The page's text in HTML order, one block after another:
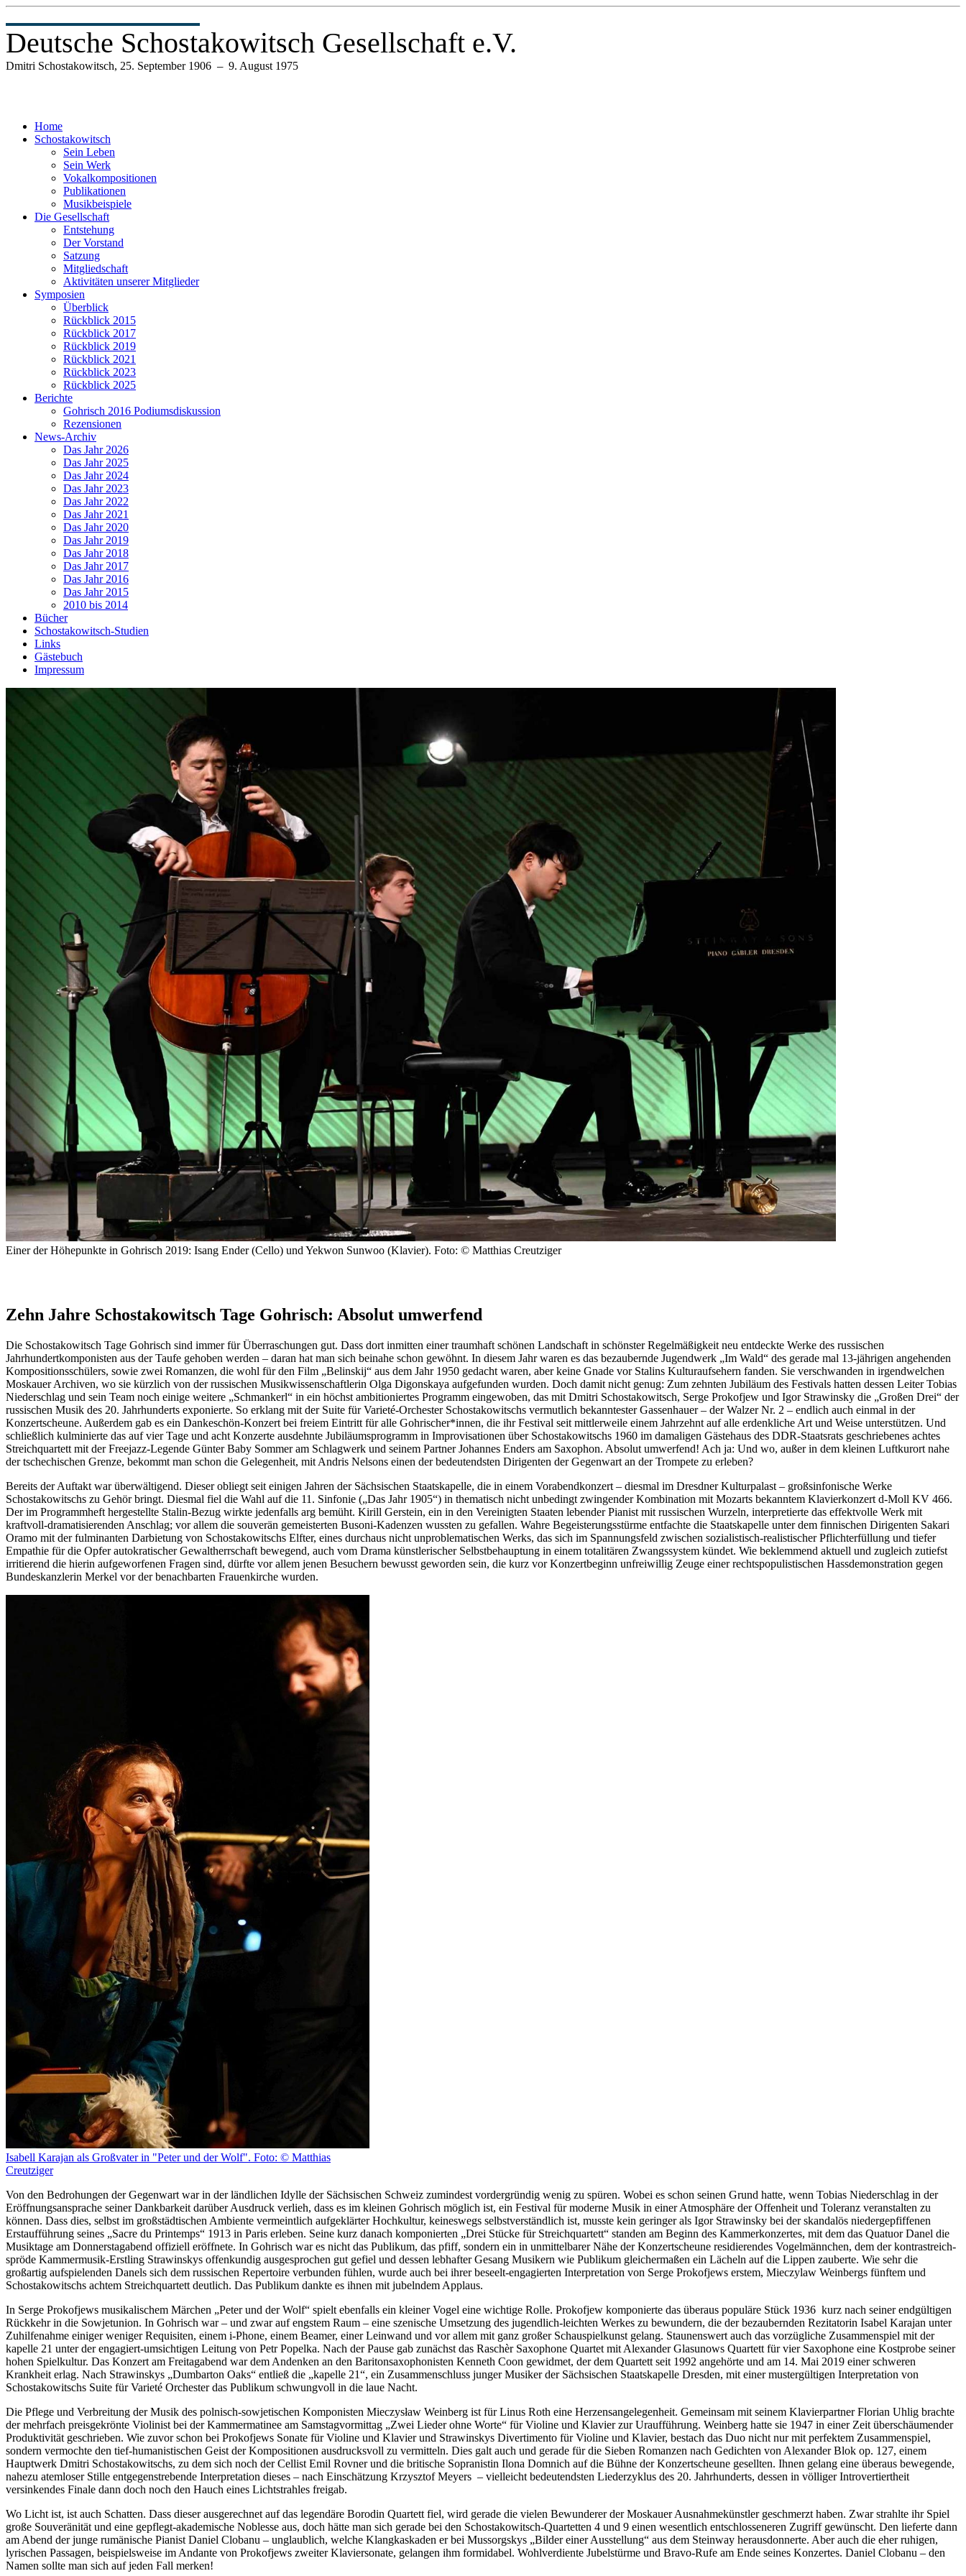
Deutsche Schostakowitsch Gesellschaft e.V.
Dmitri Schostakowitsch, 25. September 1906 ─ 9. August 1975
Home
Schostakowitsch
Sein Leben
Sein Werk
Vokalkompositionen
Publikationen
Musikbeispiele
Die Gesellschaft
Entstehung
Der Vorstand
Satzung
Mitgliedschaft
Aktivitäten unserer Mitglieder
Symposien
Überblick
Rückblick 2015
Rückblick 2017
Rückblick 2019
Rückblick 2021
Rückblick 2023
Rückblick 2025
Berichte
Gohrisch 2016 Podiumsdiskussion
Rezensionen
News-Archiv
Das Jahr 2026
Das Jahr 2025
Das Jahr 2024
Das Jahr 2023
Das Jahr 2022
Das Jahr 2021
Das Jahr 2020
Das Jahr 2019
Das Jahr 2018
Das Jahr 2017
Das Jahr 2016
Das Jahr 2015
2010 bis 2014
Bücher
Schostakowitsch-Studien
Links
Gästebuch
Impressum
Einer der Höhepunkte in Gohrisch 2019: Isang Ender (Cello) und Yekwon Sunwoo (Klavier). Foto: © Matthias Creutziger
Zehn Jahre Schostakowitsch Tage Gohrisch: Absolut umwerfend
Die Schostakowitsch Tage Gohrisch sind immer für Überraschungen gut. Dass dort inmitten einer traumhaft schönen Landschaft in schönster Regelmäßigkeit neu entdeckte Werke des russischen
Jahrhundertkomponisten aus der Taufe gehoben werden – daran hat man sich beinahe schon gewöhnt. In diesem Jahr waren es das bezaubernde Jugendwerk „Im Wald“ des gerade mal 13-jährigen angehenden
Kompositionsschülers, sowie zwei Romanzen, die wohl für den Film „Belinskij“ aus dem Jahr 1950 gedacht waren, aber keine Gnade vor Stalins Kulturaufsehern fanden. Sie verschwanden in irgendwelchen
Moskauer Archiven, wo sie kürzlich von der russischen Musikwissenschaftlerin Olga Digonskaya aufgefunden wurden. Doch damit nicht genug: Zum zehnten Jubiläum des Festivals hatten dessen Leiter Tobias
Niederschlag und sein Team noch einige weitere „Schmankerl“ in ein höchst ambitioniertes Programm eingewoben, das mit Dmitri Schostakowitsch, Serge Prokofjew und Igor Strawinsky die „Großen Drei“ der
russischen Musik des 20. Jahrhunderts exponierte. So erklang mit der Suite für Varieté-Orchester Schostakowitschs vermutlich bekanntester Gassenhauer – der Walzer Nr. 2 – endlich auch einmal in der
Konzertscheune. Außerdem gab es ein Dankeschön-Konzert bei freiem Eintritt für alle Gohrischer*innen, die ihr Festival seit mittlerweile einem Jahrzehnt auf alle erdenkliche Art und Weise unterstützen. Und
schließlich kulminierte das auf vier Tage und acht Konzerte ausdehnte Jubiläumsprogramm in Improvisationen über Schostakowitschs 1960 im damaligen Gästehaus des DDR-Staatsrats geschriebenes achtes
Streichquartett mit der Freejazz-Legende Günter Baby Sommer am Schlagwerk und seinem Partner Johannes Enders am Saxophon. Absolut umwerfend! Ach ja: Und wo, außer in dem kleinen Luftkurort nahe
der tschechischen Grenze, bekommt man schon die Gelegenheit, mit Andris Nelsons einen der bedeutendsten Dirigenten der Gegenwart an der Trompete zu erleben?
Bereits der Auftakt war überwältigend. Dieser obliegt seit einigen Jahren der Sächsischen Staatskapelle, die in einem Vorabendkonzert – diesmal im Dresdner Kulturpalast – großsinfonische Werke
Schostakowitschs zu Gehör bringt. Diesmal fiel die Wahl auf die 11. Sinfonie („Das Jahr 1905“) in thematisch nicht unbedingt zwingender Kombination mit Mozarts bekanntem Klavierkonzert d-Moll KV 466.
Der im Programmheft hergestellte Stalin-Bezug wirkte jedenfalls arg bemüht. Kirill Gerstein, ein in den Vereinigten Staaten lebender Pianist mit russischen Wurzeln, interpretierte das effektvolle Werk mit
kraftvoll-dramatisierenden Anschlag; vor allem die souverän gemeisterten Busoni-Kadenzen wussten zu gefallen. Wahre Begeisterungsstürme entfachte die Staatskapelle unter dem finnischen Dirigenten Sakari
Oramo mit der fulminanten Darbietung von Schostakowitschs Elfter, eines durchaus nicht unproblematischen Werks, das sich im Spannungsfeld zwischen sozialistisch-realistischer Pflichterfüllung und tiefer
Empathie für die Opfer autokratischer Gewaltherrschaft bewegend, auch vom Drama künstlerischer Selbstbehauptung in einem totalitären Zwangssystem kündet. Wie beklemmend aktuell und zugleich zutiefst
irritierend die hierin aufgeworfenen Fragen sind, dürfte vor allem jenen Besuchern bewusst geworden sein, die kurz vor Konzertbeginn unfreiwillig Zeuge einer rechtspopulistischen Hassdemonstration gegen
Bundeskanzlerin Merkel vor der benachbarten Frauenkirche wurden.
Isabell Karajan als Großvater in "Peter und der Wolf". Foto: © Matthias
Creutziger
Von den Bedrohungen der Gegenwart war in der ländlichen Idylle der Sächsischen Schweiz zumindest vordergründig wenig zu spüren. Wobei es schon seinen Grund hatte, wenn Tobias Niederschlag in der
Eröffnungsansprache seiner Dankbarkeit darüber Ausdruck verlieh, dass es im kleinen Gohrisch möglich ist, ein Festival für moderne Musik in einer Atmosphäre der Offenheit und Toleranz veranstalten zu
können. Dass dies, selbst im großstädtischen Ambiente vermeintlich aufgeklärter Hochkultur, keineswegs selbstverständlich ist, musste kein geringer als Igor Strawinsky bei der skandalös niedergepfiffenen
Erstaufführung seines „Sacre du Printemps“ 1913 in Paris erleben. Seine kurz danach komponierten „Drei Stücke für Streichquartett“ standen am Beginn des Kammerkonzertes, mit dem das Quatuor Danel die
Musiktage am Donnerstagabend offiziell eröffnete. In Gohrisch war es nicht das Publikum, das pfiff, sondern ein in unmittelbarer Nähe der Konzertscheune residierendes Vogelmännchen, dem der kontrastreich-
spröde Kammermusik-Erstling Strawinskys offenkundig ausgesprochen gut gefiel und dessen lebhafter Gesang Musikern wie Publikum gleichermaßen ein Lächeln auf die Lippen zauberte. Wie sehr die
großartig aufspielenden Danels sich dem russischen Repertoire verbunden fühlen, wurde auch bei ihrer beseelt-engagierten Interpretation von Serge Prokofjews erstem, Mieczylaw Weinbergs fünftem und
Schostakowitschs achtem Streichquartett deutlich. Das Publikum dankte es ihnen mit jubelndem Applaus.
In Serge Prokofjews musikalischem Märchen „Peter und der Wolf“ spielt ebenfalls ein kleiner Vogel eine wichtige Rolle. Prokofjew komponierte das überaus populäre Stück 1936 kurz nach seiner endgültigen
Rückkehr in die Sowjetunion. In Gohrisch war – und zwar auf engstem Raum – eine szenische Umsetzung des jugendlich-leichten Werkes zu bewundern, die der bezaubernden Rezitatorin Isabel Karajan unter
Zuhilfenahme einiger weniger Requisiten, einem i-Phone, einem Beamer, einer Leinwand und vor allem mit ganz großer Schauspielkunst gelang. Staunenswert auch das vorzügliche Zusammenspiel mit der
kapelle 21 unter der engagiert-umsichtigen Leitung von Petr Popelka. Nach der Pause gab zunächst das Raschèr Saxophone Quartet mit Alexander Glasunows Quartett für vier Saxophone eine Kostprobe seiner
hohen Spielkultur. Das Konzert am Freitagabend war dem Andenken an den Baritonsaxophonisten Kenneth Coon gewidmet, der dem Quartett seit 1992 angehörte und am 14. Mai 2019 einer schweren
Krankheit erlag. Nach Strawinskys „Dumbarton Oaks“ entließ die „kapelle 21“, ein Zusammenschluss junger Musiker der Sächsischen Staatskapelle Dresden, mit einer mustergültigen Interpretation von
Schostakowitschs Suite für Varieté Orchester das Publikum schwungvoll in die laue Nacht.
Die Pflege und Verbreitung der Musik des polnisch-sowjetischen Komponisten Mieczysław Weinberg ist für Linus Roth eine Herzensangelegenheit. Gemeinsam mit seinem Klavierpartner Florian Uhlig brachte
der mehrfach preisgekrönte Violinist bei der Kammermatinee am Samstagvormittag „Zwei Lieder ohne Worte“ für Violine und Klavier zur Uraufführung. Weinberg hatte sie 1947 in einer Zeit überschäumender
Produktivität geschrieben. Wie zuvor schon bei Prokofjews Sonate für Violine und Klavier und Strawinskys Divertimento für Violine und Klavier, bestach das Duo nicht nur mit perfektem Zusammenspiel,
sondern vermochte den tief-humanistischen Geist der Kompositionen ausdrucksvoll zu vermitteln. Dies galt auch und gerade für die Sieben Romanzen nach Gedichten von Alexander Blok op. 127, einem
Hauptwerk Dmitri Schostakowitschs, zu dem sich noch der Cellist Emil Rovner und die britische Sopranistin Ilona Domnich auf die Bühne der Konzertscheune gesellten. Ihnen gelang eine überaus bewegende,
nahezu atemloser Stille entgegenstrebende Interpretation dieses – nach Einschätzung Krzysztof Meyers ­ – vielleicht bedeutendsten Liederzyklus des 20. Jahrhunderts, dessen in völliger Introvertiertheit
versinkendes Finale dann doch noch den Hauch eines Lichtstrahles freigab.
Wo Licht ist, ist auch Schatten. Dass dieser ausgerechnet auf das legendäre Borodin Quartett fiel, wird gerade die vielen Bewunderer der Moskauer Ausnahmekünstler geschmerzt haben. Zwar strahlte ihr Spiel
große Souveränität und eine gepflegt-akademische Noblesse aus, doch hätte man sich gerade bei den Schostakowitsch-Quartetten 4 und 9 einen wesentlich entschlosseneren Zugriff gewünscht. Den lieferte dann
am Abend der junge rumänische Pianist Daniel Clobanu – unglaublich, welche Klangkaskaden er bei Mussorgskys „Bilder einer Ausstellung“ aus dem Steinway herausdonnerte. Aber auch die eher ruhigen,
lyrischen Passagen, beispielsweise im Andante von Prokofjews zweiter Klaviersonate, gelangen ihm formidabel. Wohlverdiente Jubelstürme und Bravo-Rufe am Ende seines Konzertes. Daniel Clobanu – den
Namen sollte man sich auf jeden Fall merken!